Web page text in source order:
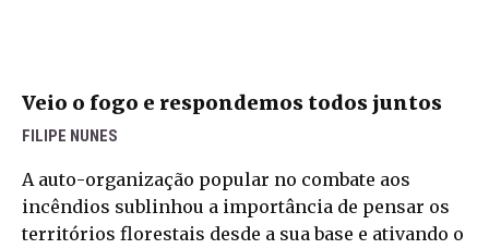
Veio o fogo e respondemos todos juntos
FILIPE NUNES
A auto-organização popular no combate aos
incêndios sublinhou a importância de pensar os
territórios florestais desde a sua base e ativando o